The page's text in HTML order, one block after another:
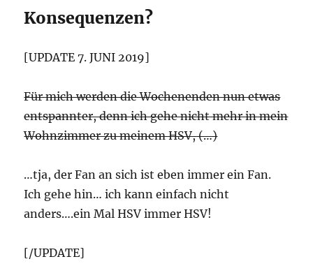
Konsequenzen?
[UPDATE 7. JUNI 2019]
Für mich werden die Wochenenden nun etwas
entspannter, denn ich gehe nicht mehr in mein
Wohnzimmer zu meinem HSV, (…)
…tja, der Fan an sich ist eben immer ein Fan.
Ich gehe hin… ich kann einfach nicht
anders….ein Mal HSV immer HSV!
[/UPDATE]